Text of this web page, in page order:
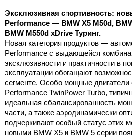
Эксклюзивная спортивность:
Performance — BMW X5 M50d,
BMW M550d xDrive Туринг.
Новая категория продуктов —
Performance с выдающейся
эксклюзивности и практичности в
эксплуатации обогащают
сегменте. Особо мощные двигатели
Performance TwinPower Turbo,
идеальная сбалансированность
части, а также аэродинамически
подчеркивают особый статус этих
новыми BMW X5 и BMW 5 серии